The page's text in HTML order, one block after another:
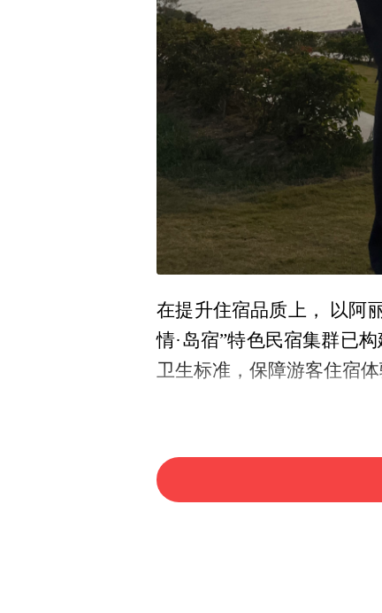
在提升住宿品质上， 以阿
情·岛宿”特色民宿集群已
卫生标准，保障游客住宿体
在拓展消费新场景上，已
闵云童透露，为迎接第十